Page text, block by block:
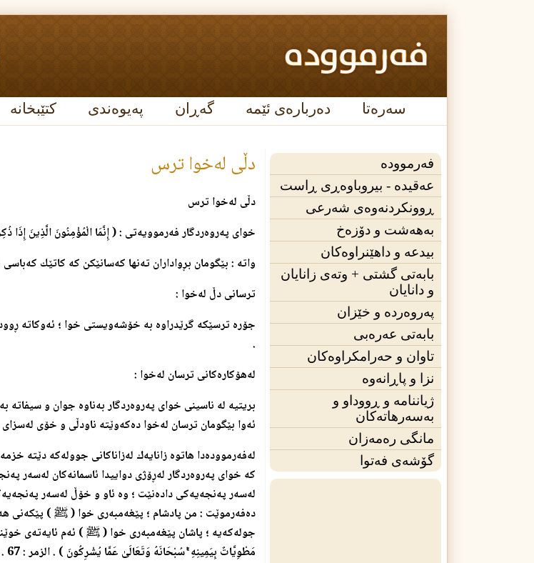
سەرەتا دەربارەی ئێمە گەڕان پەیوەندی کتێبخانە
فەرموودە
عه‌قیده‌ - بیروباوەڕی ڕاست
ڕوونکردنەوەی شەرعی
بەهەشت و دۆزەخ
بیدعە و داهێنراوەکان
بابەتی گشتی + وته‌ی زانایان
و دانایان
پەروەردە و خێزان
بابەتی عەرەبی
تاوان و حەرامکراوەکان
نزا و پاڕانەوە
ژیاننامه‌ و ڕووداو و
بەسەرهاتەکان
مانگی ره‌مه‌زان
گۆشەی فه‌توا
دڵی له‌خوا ترس
دڵی له‌خوا ترس
خوای په‌روه‌ردگار فه‌رموویه‌تی : ( إِنَّمَا الْمُؤْمِنُونَ الَّذِينَ إِذَا
واته‌ : بێگومان بڕواداران ته‌نها که‌سانێکن که‌ کاتێك
ترسانی دڵ له‌خوا :
جۆره‌ ترسێكه‌ گرێدراوه‌ به‌ خۆشه‌ویستی خوا ؛ ئه‌وكاته‌
.
له‌هۆكاره‌كانی ترسان له‌خوا :
بریتیه‌ له‌ ناسینی خوای په‌روه‌ردگار به‌ناوه‌ جوان و
ئه‌وا بێگومان ترسان له‌خوا ده‌كه‌وێته‌ ناودڵی و خۆی
له‌فه‌رمووده‌دا هاتوه‌ زانایه‌ك له‌زاناكانی جووله‌كه‌ دێته‌
كه‌ خوای په‌روه‌ردگار له‌ڕۆژی دواییدا ئاسمانه‌كان له‌سه‌ر
له‌سه‌ر په‌نجه‌یه‌كی داده‌نێت ؛ وه‌ ئاو و خۆڵ له‌سه‌ر
ده‌فه‌رموێت : من پادشام ؛ پێغه‌مبه‌ری خوا (ﷺ ) پێكه‌نی
جوله‌كه‌یه‌ ؛ پاشان پێغه‌مبه‌ری خوا (ﷺ ) ئه‌م ئایه‌ته‌ی
مَطْوِيَّاتٌ بِيَمِينِهِسُبْحَانَهُ وَتَعَالَىٰ عَمَّا يُشْرِكُونَ ) . الزمر : 67 .